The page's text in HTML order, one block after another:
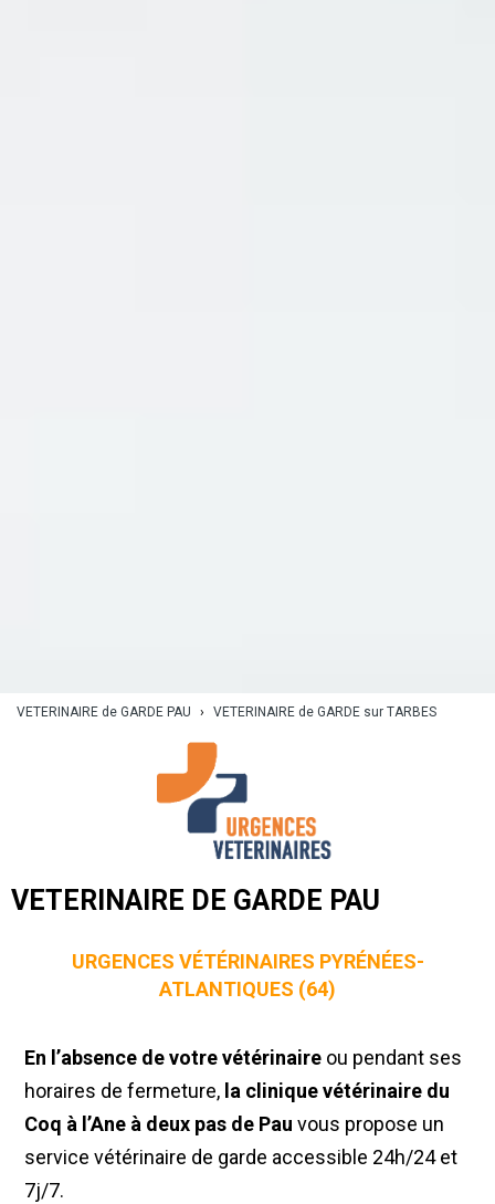
VETERINAIRE de GARDE PAU › VETERINAIRE de GARDE sur TARBES
VETERINAIRE DE GARDE PAU
URGENCES VÉTÉRINAIRES PYRÉNÉES-
ATLANTIQUES (64)
En l’absence de votre vétérinaire ou pendant ses
horaires de fermeture, la clinique vétérinaire du
Coq à l’Ane à deux pas de Pau vous propose un
service vétérinaire de garde accessible 24h/24 et
7j/7.